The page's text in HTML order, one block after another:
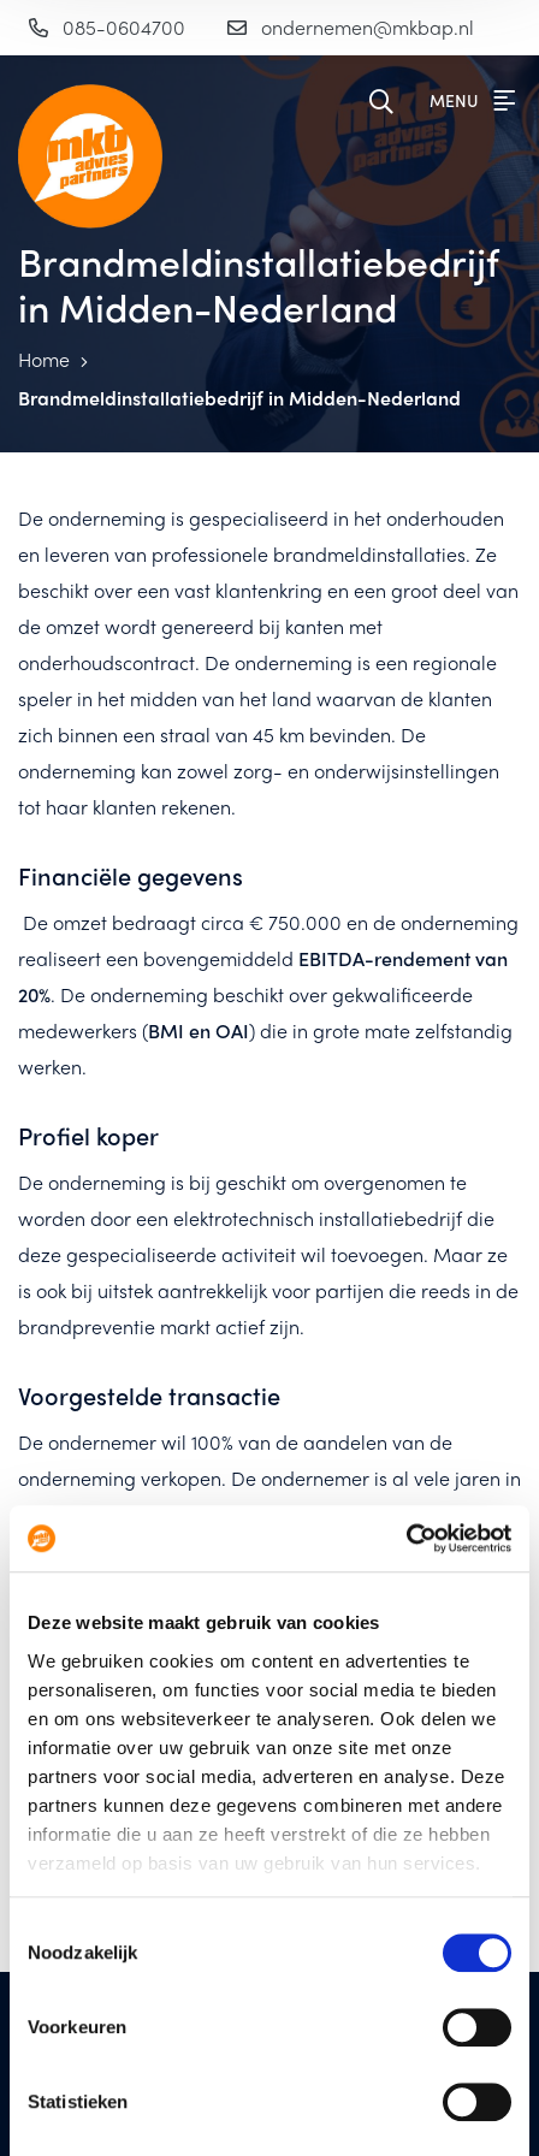
Deze website maakt gebruik van cookies
We gebruiken cookies om content en advertenties te
personaliseren, om functies voor social media te bieden
en om ons websiteverkeer te analyseren. Ook delen we
informatie over uw gebruik van onze site met onze
partners voor social media, adverteren en analyse. Deze
partners kunnen deze gegevens combineren met andere
informatie die u aan ze heeft verstrekt of die ze hebben
verzameld op basis van uw gebruik van hun services.
Noodzakelijk
Voorkeuren
Statistieken
085-0604700 ondernemen@mkbap.nl
MENU
Brandmeldinstallatiebedrijf
in Midden-Nederland
Home
Brandmeldinstallatiebedrijf in Midden-Nederland
De onderneming is gespecialiseerd in het onderhouden
en leveren van professionele brandmeldinstallaties. Ze
beschikt over een vast klantenkring en een groot deel van
de omzet wordt genereerd bij kanten met
onderhoudscontract. De onderneming is een regionale
speler in het midden van het land waarvan de klanten
zich binnen een straal van 45 km bevinden. De
onderneming kan zowel zorg- en onderwijsinstellingen
tot haar klanten rekenen.
Financiële gegevens
De omzet bedraagt circa € 750.000 en de onderneming
realiseert een bovengemiddeld EBITDA-rendement van
20%. De onderneming beschikt over gekwalificeerde
medewerkers (BMI en OAI) die in grote mate zelfstandig
werken.
Profiel koper
De onderneming is bij geschikt om overgenomen te
worden door een elektrotechnisch installatiebedrijf die
deze gespecialiseerde activiteit wil toevoegen. Maar ze
is ook bij uitstek aantrekkelijk voor partijen die reeds in de
brandpreventie markt actief zijn.
Voorgestelde transactie
De ondernemer wil 100% van de aandelen van de
onderneming verkopen. De ondernemer is al vele jaren in
gaan besteden. Er zijn meerder opties ten aanzien van
bespreekbaar.
Na het ondertekenen van een
geheimhoudingsovereenkomst komt een
informatiememorandum beschikbaar.
Begeleidend adviseur: Peter van der Vijgh
Uw vraag, ons advies
Vaak zijn er uitdagingen en vraagstukken waarbij u hulp